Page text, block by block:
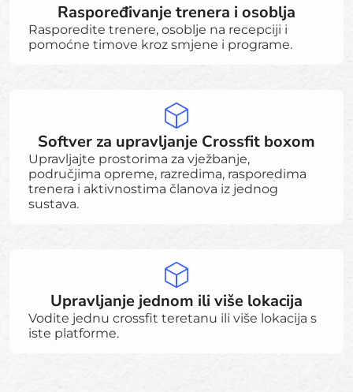
Raspoređivanje trenera i osoblja
Rasporedite trenere, osoblje na recepciji i
pomoćne timove kroz smjene i programe.
Softver za upravljanje Crossfit boxom
Upravljajte prostorima za vježbanje,
područjima opreme, razredima, rasporedima
trenera i aktivnostima članova iz jednog
sustava.
Upravljanje jednom ili više lokacija
Vodite jednu crossfit teretanu ili više lokacija s
iste platforme.